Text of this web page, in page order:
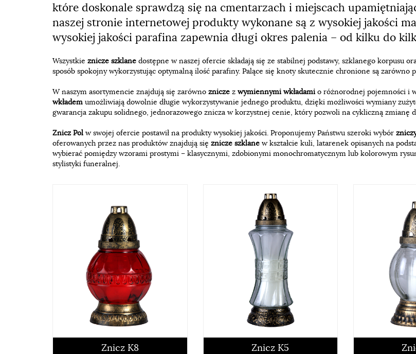
które doskonale sprawdzą się na cmentarzach i miejscach
naszej stronie internetowej produkty wykonane są z wysokiej jakości
wysokiej jakości parafina zapewnia długi okres palenia – od kilku do
Wszystkie znicze szklane dostępne w naszej ofercie składają się ze stabilnej podstawy, szklanego korpusu
sposób spokojny wykorzystując optymalną ilość parafiny. Palące się knoty skutecznie chronione są zarówno
W naszym asortymencie znajdują się zarówno znicze z wymiennymi wkładami o różnorodnej pojemności i
wkładem umożliwiają dowolnie długie wykorzystywanie jednego produktu, dzięki możliwości wymiany
gwarancja zakupu solidnego, jednorazowego znicza w korzystnej cenie, który pozwoli na cykliczną zmianę
Znicz Pol w swojej ofercie postawił na produkty wysokiej jakości. Proponujemy Państwu szeroki wybór
oferowanych przez nas produktów znajdują się znicze szklane w kształcie kuli, latarenek opisanych na
wybierać pomiędzy wzorami prostymi – klasycznymi, zdobionymi monochromatycznym lub kolorowym
stylistyki funeralnej.
Znicz K8 Znicz K5